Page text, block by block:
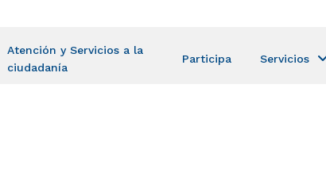
Atención y Servicios a la
ciudadanía
Participa Servicios